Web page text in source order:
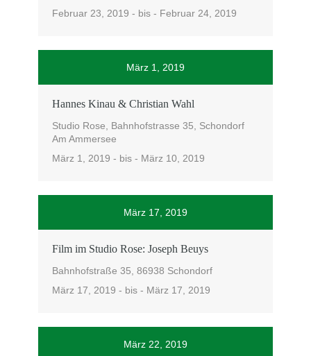
Februar 23, 2019 - bis - Februar 24, 2019
März 1, 2019
Hannes Kinau & Christian Wahl
Studio Rose, Bahnhofstrasse 35, Schondorf
Am Ammersee
März 1, 2019 - bis - März 10, 2019
März 17, 2019
Film im Studio Rose: Joseph Beuys
Bahnhofstraße 35, 86938 Schondorf
März 17, 2019 - bis - März 17, 2019
März 22, 2019